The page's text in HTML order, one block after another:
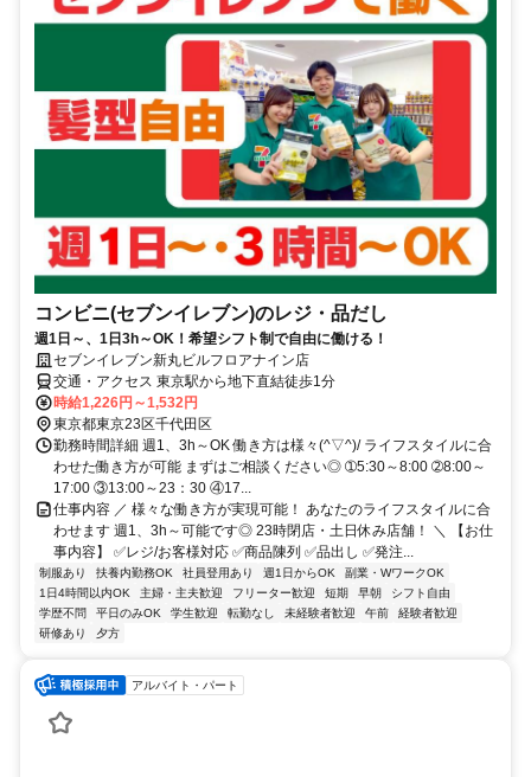
コンビニ(セブンイレブン)のレジ・品だし
週1日～、1日3h～OK！希望シフト制で自由に働ける！
セブンイレブン新丸ビルフロアナイン店
交通・アクセス 東京駅から地下直結徒歩1分
時給1,226円～1,532円
東京都東京23区千代田区
勤務時間詳細 週1、3h～OK 働き方は様々(^▽^)/ ライフスタイルに合
わせた働き方が可能 まずはご相談ください◎ ➀5:30～8:00 ➁8:00～
17:00 ③13:00～23：30 ④17...
仕事内容 ／ 様々な働き方が実現可能！ あなたのライフスタイルに合
わせます 週1、3h～可能です◎ 23時閉店・土日休み店舗！ ＼ 【お仕
事内容】 ✅レジ/お客様対応 ✅商品陳列 ✅品出し ✅発注...
制服あり 扶養内勤務OK 社員登用あり 週1日からOK
副業・WワークOK
1日4時間以内OK
主婦・主夫歓迎 フリーター歓迎 短期 早朝
シフト自由
学歴不問
平日のみOK 学生歓迎 転勤なし 未経験者歓迎 午前
経験者歓迎
研修あり
夕方
アルバイト・パート